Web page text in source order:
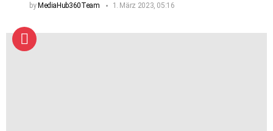
byMediaHub360Team 1. März 2023, 05:16